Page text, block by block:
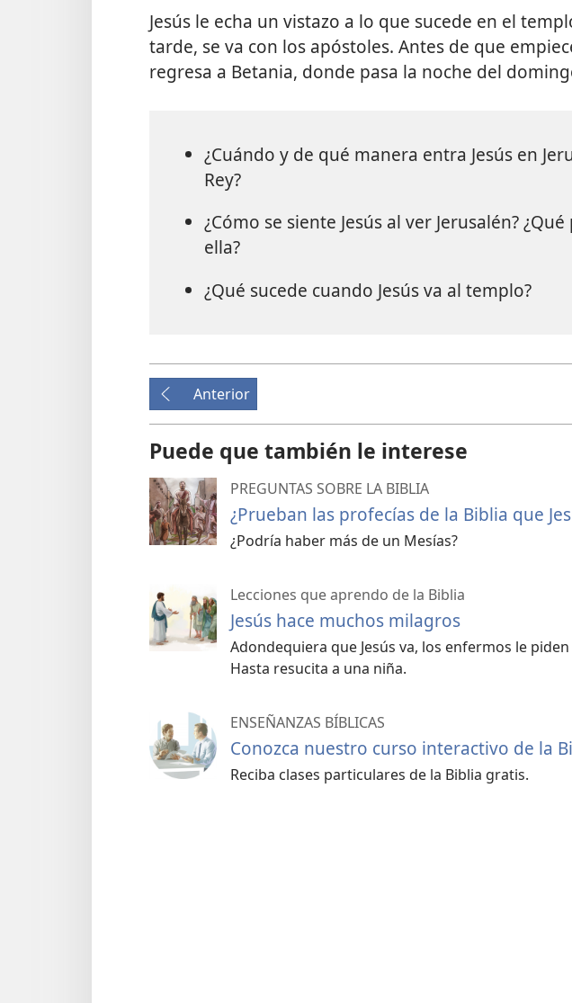
Jesús le echa un vistazo a lo que sucede en el
tarde, se va con los apóstoles. Antes de que
regresa a Betania, donde pasa la noche del
¿Cuándo y de qué manera entra Jesús en
Rey?
¿Cómo se siente Jesús al ver Jerusalén?
ella?
¿Qué sucede cuando Jesús va al templo?
Anterior
Puede que también le interese
PREGUNTAS SOBRE LA BIBLIA
¿Prueban las profecías de la Biblia que
¿Podría haber más de un Mesías?
Lecciones que aprendo de la Biblia
Jesús hace muchos milagros
Adondequiera que Jesús va, los enfermos le
Hasta resucita a una niña.
ENSEÑANZAS BÍBLICAS
Conozca nuestro curso interactivo de la
Reciba clases particulares de la Biblia gratis.